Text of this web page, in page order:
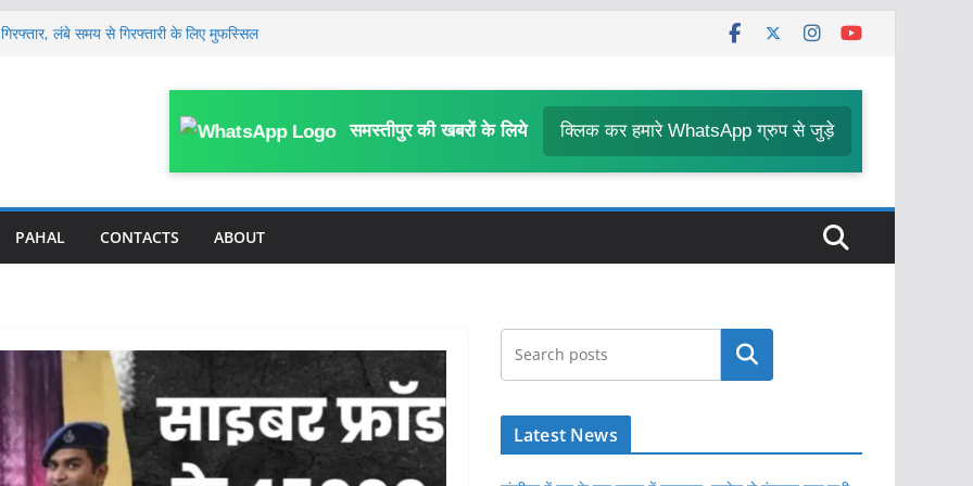
लंबे समय से गिरफ्तारी के लिए मुफस्सिल
के मासूम की 13 दिन बाद मौ’त, घर के पास
FIR; काम में बाधा, आउटसोर्सिंग कर्मियों से
प्रभावित करने का आरोप
समस्तीपुर की खबरों के लिये क्लिक कर हमारे WhatsApp ग्रुप से जुड़े
PAHAL CONTACTS ABOUT
खोजें
Latest News